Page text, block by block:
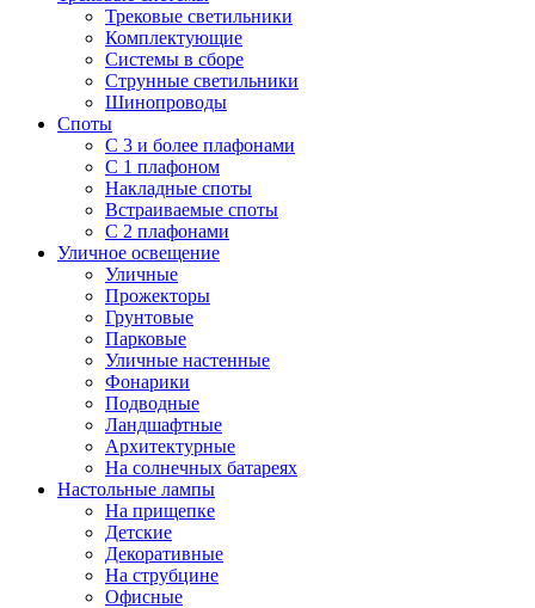
Трековые светильники
Комплектующие
Системы в сборе
Струнные светильники
Шинопроводы
Споты
С 3 и более плафонами
С 1 плафоном
Накладные споты
Встраиваемые споты
С 2 плафонами
Уличное освещение
Уличные
Прожекторы
Грунтовые
Парковые
Уличные настенные
Фонарики
Подводные
Ландшафтные
Архитектурные
На солнечных батареях
Настольные лампы
На прищепке
Детские
Декоративные
На струбцине
Офисные